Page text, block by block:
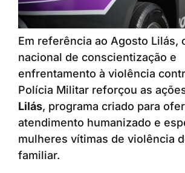
Em referência ao Agosto Lilás,
nacional de conscientização e
enfrentamento à violência
Polícia Militar reforçou as
Lilás, programa criado para
atendimento humanizado e
mulheres vítimas de violência
familiar.